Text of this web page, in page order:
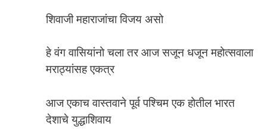
शिवाजी महाराजांचा विजय असो
हे वंग वासियांनो चला तर आज सजून धजून महोत्सवाला
मराठ्यांसह एकत्र
आज एकाच वास्तवाने पूर्व पश्चिम एक होतील भारत
देशाचे युद्धाशिवाय